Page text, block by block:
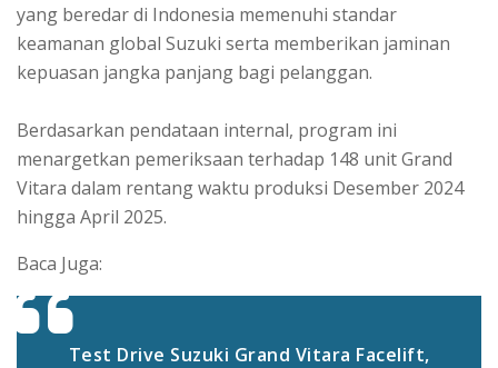
yang beredar di Indonesia memenuhi standar
keamanan global Suzuki serta memberikan jaminan
kepuasan jangka panjang bagi pelanggan.
Berdasarkan pendataan internal, program ini
menargetkan pemeriksaan terhadap 148 unit Grand
Vitara dalam rentang waktu produksi Desember 2024
hingga April 2025.
Baca Juga:
Test Drive Suzuki Grand Vitara Facelift,